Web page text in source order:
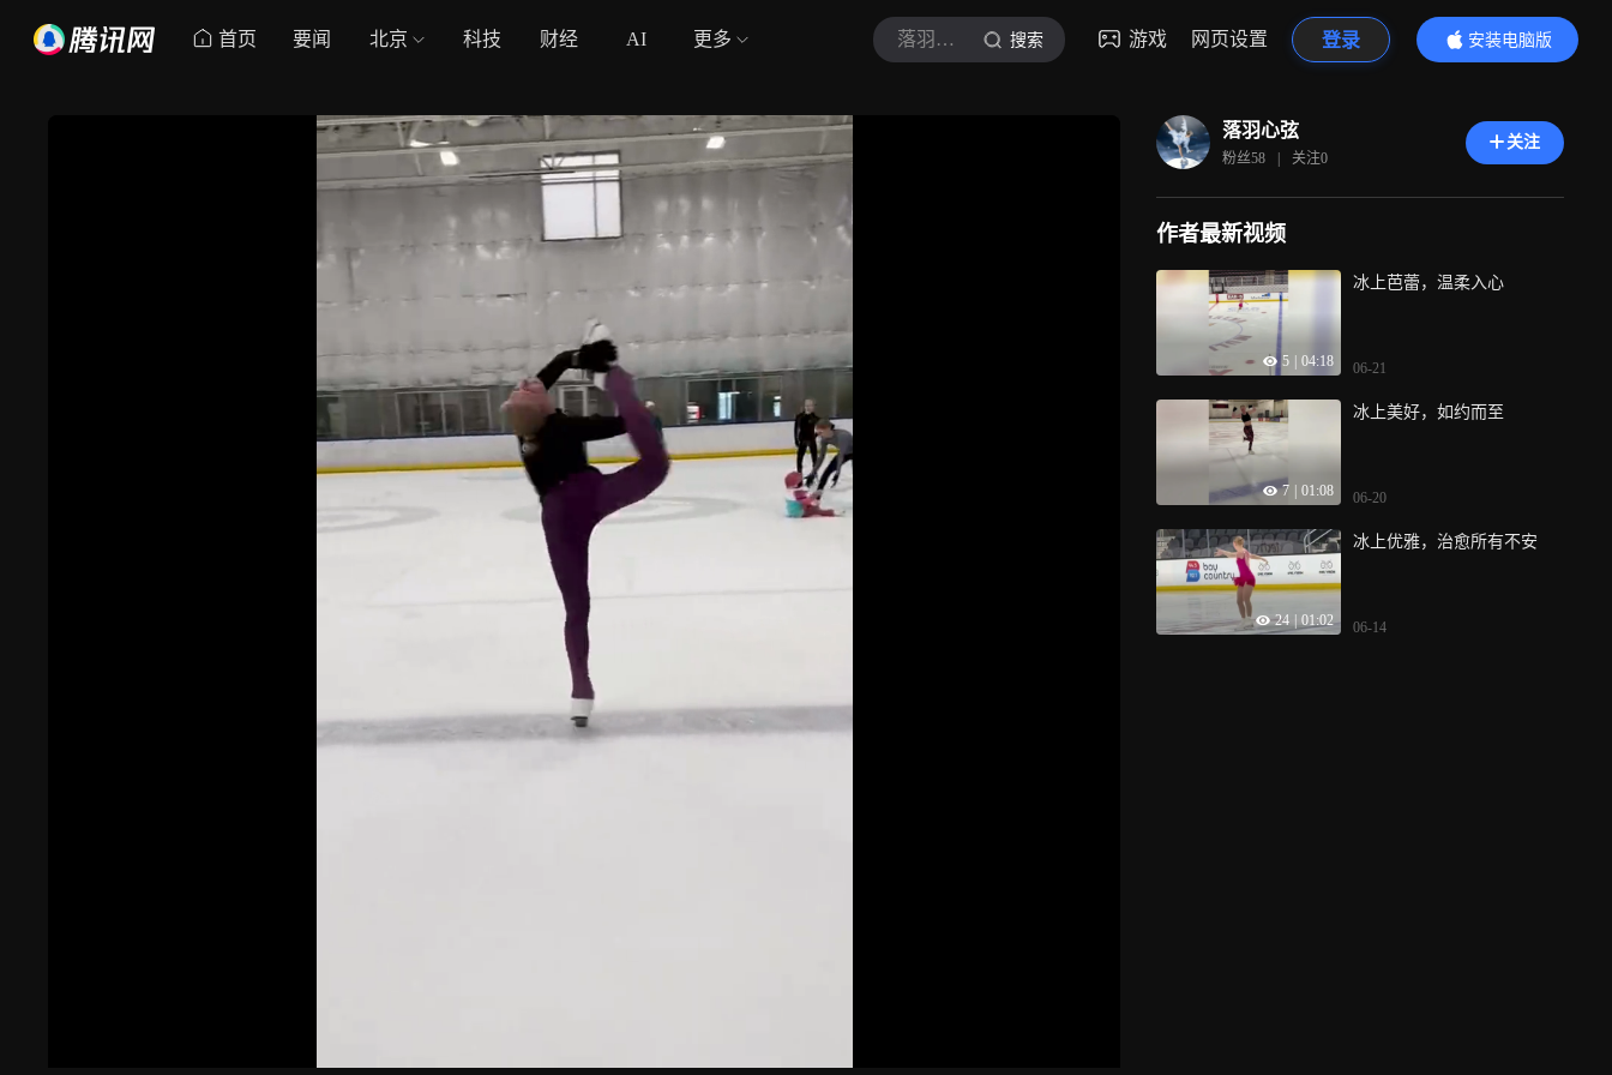
首页 要闻 北京 科技 财经 AI 更多 落羽心弦 搜索 游戏 网页设置 登录
安装电脑版
内容更精彩
落羽心弦
粉丝58 | 关注0
关注
作者最新视频
5 04:18
冰上芭蕾，温柔入心
06-21
7 01:08
冰上美好，如约而至
06-20
24 01:02
冰上优雅，治愈所有不安
06-14